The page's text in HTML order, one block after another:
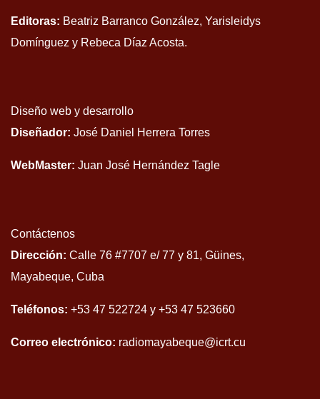
Editoras: Beatriz Barranco González, Yarisleidys
Domínguez y Rebeca Díaz Acosta.
Diseño web y desarrollo
Diseñador: José Daniel Herrera Torres
WebMaster: Juan José Hernández Tagle
Contáctenos
Dirección: Calle 76 #7707 e/ 77 y 81, Güines,
Mayabeque, Cuba
Teléfonos: +53 47 522724 y +53 47 523660
Correo electrónico: radiomayabeque@icrt.cu